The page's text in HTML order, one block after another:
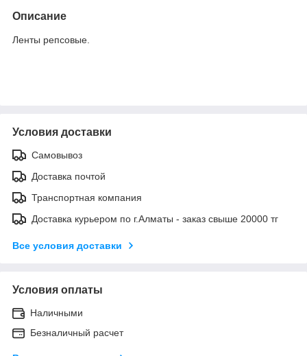
Описание
Ленты репсовые.
Условия доставки
Самовывоз
Доставка почтой
Транспортная компания
Доставка курьером по г.Алматы - заказ свыше 20000 тг
Все условия доставки
Условия оплаты
Наличными
Безналичный расчет